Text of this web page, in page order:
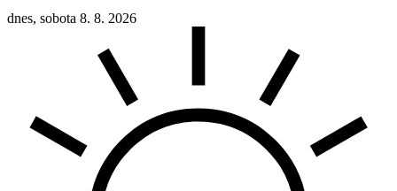
dnes, sobota 8. 8. 2026